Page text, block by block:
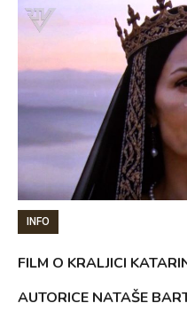
INFO
FILM O KRALJICI
AUTORICE NATAŠE